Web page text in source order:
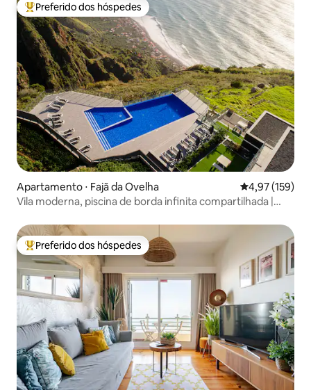
Entre os melhores preferidos dos hóspedes
Preferido dos hóspedes
Apartamento ⋅ Fajã da Ovelha 4,97 de uma
4,97 (159)
Vila moderna, piscina de borda infinita compartilhada |
Entre os melhores preferidos dos hóspedes
Preferido dos hóspedes